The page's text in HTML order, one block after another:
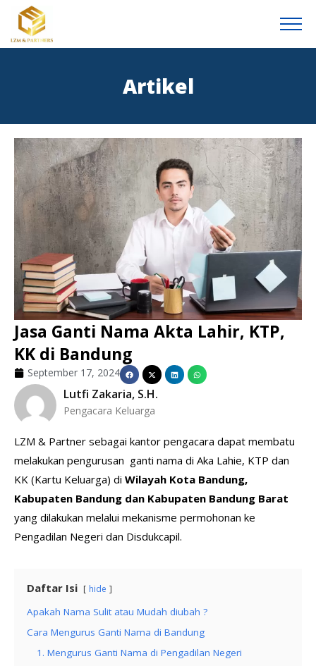
Artikel
Jasa Ganti Nama Akta Lahir, KTP,
KK di Bandung
September 17, 2024
Lutfi Zakaria, S.H.
Pengacara Keluarga
LZM & Partner sebagai kantor pengacara dapat membatu
melakukan pengurusan ganti nama di Aka Lahie, KTP dan
KK (Kartu Keluarga) di Wilayah Kota Bandung,
Kabupaten Bandung dan Kabupaten Bandung Barat
yang dilakukan melalui mekanisme permohonan ke
Pengadilan Negeri dan Disdukcapil.
Daftar Isi hide
Apakah Nama Sulit atau Mudah diubah ?
Cara Mengurus Ganti Nama di Bandung
1. Mengurus Ganti Nama di Pengadilan Negeri